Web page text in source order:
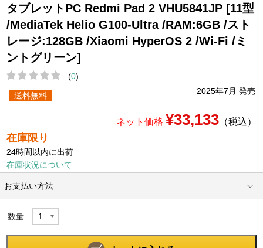
タブレットPC Redmi Pad 2 VHU5841JP [11型
/MediaTek Helio G100-Ultra /RAM:6GB /スト
レージ:128GB /Xiaomi HyperOS 2 /Wi-Fi /ミ
ントグリーン]
(0)
2025年7月 発売
送料無料
ネット価格 ¥33,133（税込）
在庫限り
24時間以内に出荷
在庫状況について
お支払い方法
数量